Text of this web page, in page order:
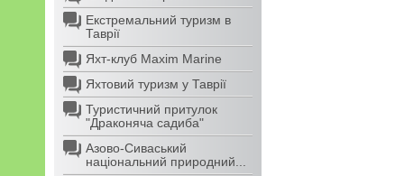
Екстремальний туризм в
Таврії
Яхт-клуб Maxim Marine
Яхтовий туризм у Таврії
Туристичний притулок
"Драконяча садиба"
Азово-Сиваський
національний природний...